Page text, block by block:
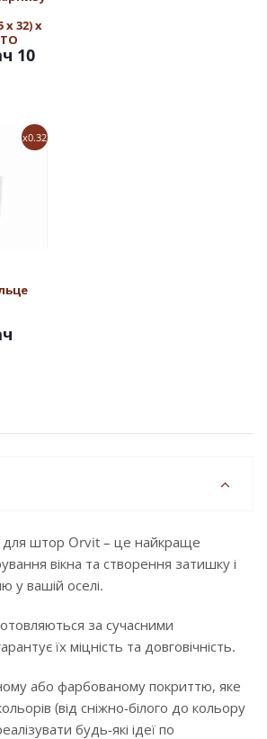
х 32) х
10
x0.32
для штор Orvit – це найкраще
вікна та створення затишку і
у вашій оселі.
за сучасними
їх міцність та довговічність.
або фарбованому покриттю, яке
(від сніжно-білого до кольору
будь-які ідеї по